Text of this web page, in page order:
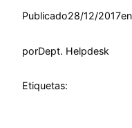
Publicado28/12/2017en
porDept. Helpdesk
Etiquetas: